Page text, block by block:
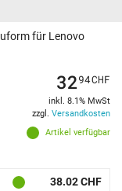
für Lenovo
Artikel verfügbar
3294CHF
inkl. 8.1% MwSt
zzgl. Versandkosten
38.02 CHF